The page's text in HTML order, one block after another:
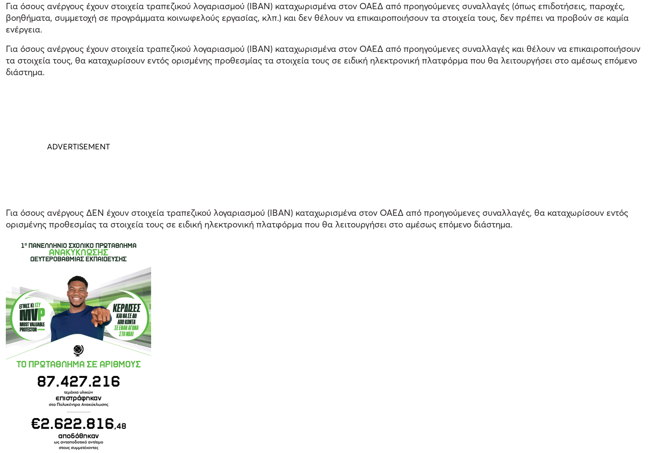
Για όσους ανέργους έχουν στοιχεία τραπεζικού λογαριασμού (IBAN) καταχωρισμένα στον ΟΑΕΔ από προηγούμενες συναλλαγές (όπως επιδοτήσεις, παροχές,
βοηθήματα, συμμετοχή σε προγράμματα κοινωφελούς εργασίας, κλπ.) και δεν θέλουν να επικαιροποιήσουν τα στοιχεία τους, δεν πρέπει να προβούν σε καμία
ενέργεια.
Για όσους ανέργους έχουν στοιχεία τραπεζικού λογαριασμού (IBAN) καταχωρισμένα στον ΟΑΕΔ από προηγούμενες συναλλαγές και θέλουν να επικαιροποιήσουν
τα στοιχεία τους, θα καταχωρίσουν εντός ορισμένης προθεσμίας τα στοιχεία τους σε ειδική ηλεκτρονική πλατφόρμα που θα λειτουργήσει στο αμέσως επόμενο
διάστημα.
Για όσους ανέργους ΔΕΝ έχουν στοιχεία τραπεζικού λογαριασμού (IBAN) καταχωρισμένα στον ΟΑΕΔ από προηγούμενες συναλλαγές, θα καταχωρίσουν εντός
ορισμένης προθεσμίας τα στοιχεία τους σε ειδική ηλεκτρονική πλατφόρμα που θα λειτουργήσει στο αμέσως επόμενο διάστημα.